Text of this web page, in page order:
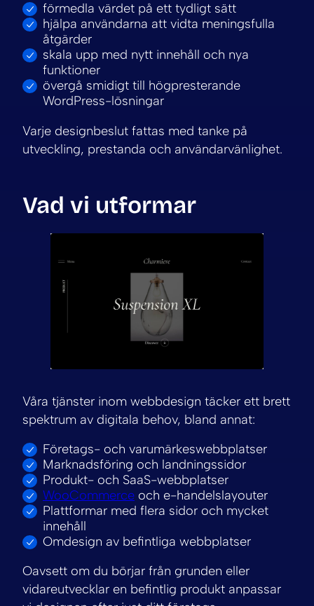
förmedla värdet på ett tydligt sätt
hjälpa användarna att vidta meningsfulla
åtgärder
skala upp med nytt innehåll och nya
funktioner
övergå smidigt till högpresterande
WordPress-lösningar
Varje designbeslut fattas med tanke på
utveckling, prestanda och användarvänlighet.
Vad vi utformar
Våra tjänster inom webbdesign täcker ett brett
spektrum av digitala behov, bland annat:
Företags- och varumärkeswebbplatser
Marknadsföring och landningssidor
Produkt- och SaaS-webbplatser
WooCommerce och e-handelslayouter
Plattformar med flera sidor och mycket
innehåll
Omdesign av befintliga webbplatser
Oavsett om du börjar från grunden eller
vidareutvecklar en befintlig produkt anpassar